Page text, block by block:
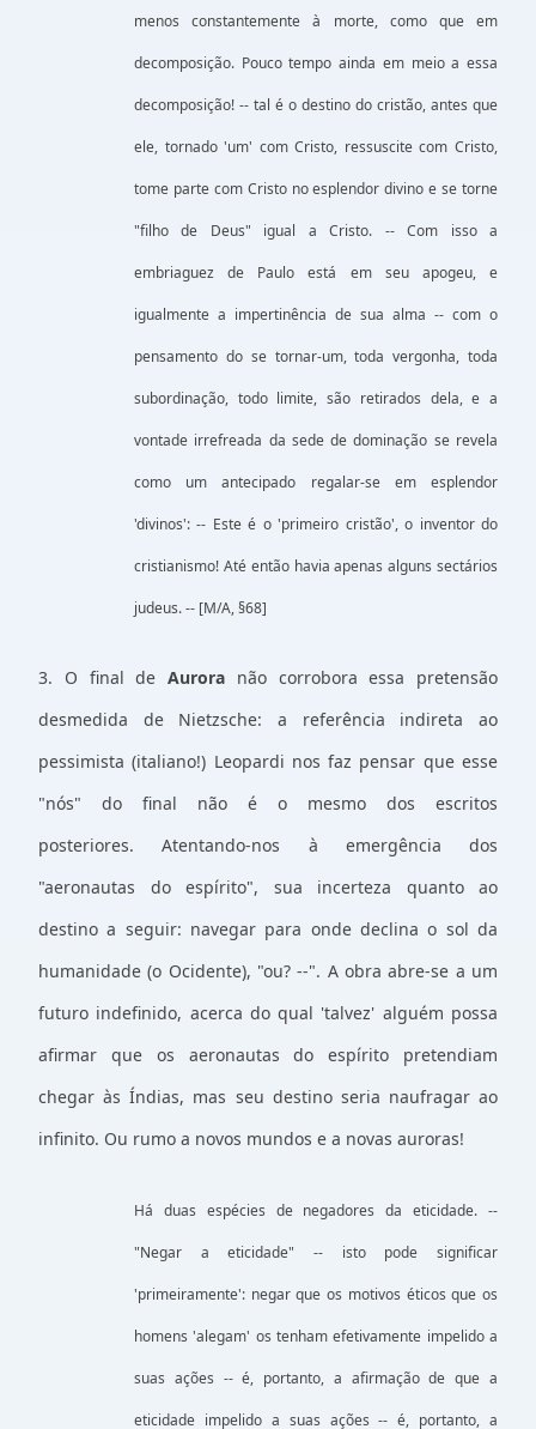
menos constantemente à morte, como que em
decomposição. Pouco tempo ainda em meio a essa
decomposição! -- tal é o destino do cristão, antes que
ele, tornado 'um' com Cristo, ressuscite com Cristo,
tome parte com Cristo no esplendor divino e se torne
"filho de Deus" igual a Cristo. -- Com isso a
embriaguez de Paulo está em seu apogeu, e
igualmente a impertinência de sua alma -- com o
pensamento do se tornar-um, toda vergonha, toda
subordinação, todo limite, são retirados dela, e a
vontade irrefreada da sede de dominação se revela
como um antecipado regalar-se em esplendor
'divinos': -- Este é o 'primeiro cristão', o inventor do
cristianismo! Até então havia apenas alguns sectários
judeus. -- [M/A, §68]
3. O final de Aurora não corrobora essa pretensão
desmedida de Nietzsche: a referência indireta ao
pessimista (italiano!) Leopardi nos faz pensar que esse
"nós" do final não é o mesmo dos escritos
posteriores. Atentando-nos à emergência dos
"aeronautas do espírito", sua incerteza quanto ao
destino a seguir: navegar para onde declina o sol da
humanidade (o Ocidente), "ou? --". A obra abre-se a um
futuro indefinido, acerca do qual 'talvez' alguém possa
afirmar que os aeronautas do espírito pretendiam
chegar às Índias, mas seu destino seria naufragar ao
infinito. Ou rumo a novos mundos e a novas auroras!
Há duas espécies de negadores da eticidade. --
"Negar a eticidade" -- isto pode significar
'primeiramente': negar que os motivos éticos que os
homens 'alegam' os tenham efetivamente impelido a
suas ações -- é, portanto, a afirmação de que a
eticidade impelido a suas ações -- é, portanto, a